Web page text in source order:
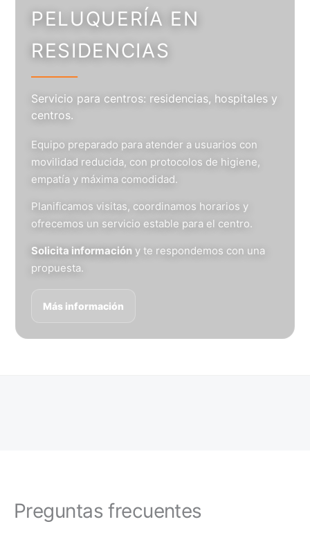
PELUQUERÍA EN
RESIDENCIAS
Servicio para centros: residencias, hospitales y
centros.
Equipo preparado para atender a usuarios con
movilidad reducida, con protocolos de higiene,
empatía y máxima comodidad.
Planificamos visitas, coordinamos horarios y
ofrecemos un servicio estable para el centro.
Solicita información y te respondemos con una
propuesta.
Más información
Preguntas frecuentes